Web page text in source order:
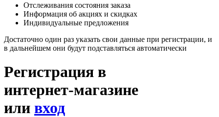
Отслеживания состояния заказа
Информация об акциях и скидках
Индивидуальные предложения
Достаточно один раз указать свои данные при регистрации, и
в дальнейшем они будут подставляться автоматически
Регистрация в
интернет-магазине
или вход